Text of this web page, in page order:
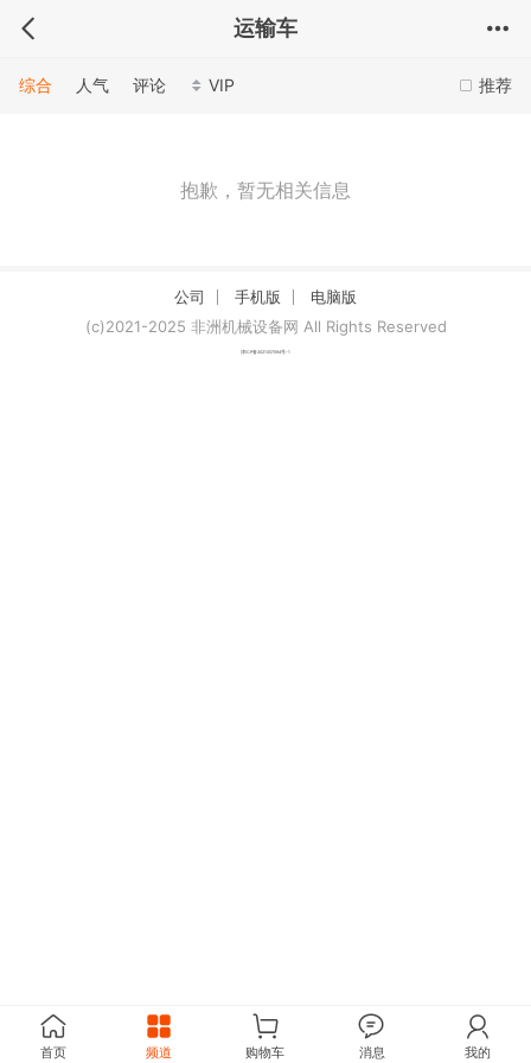
运输车
推荐
综合 人气 评论 VIP
抱歉，暂无相关信息
公司 手机版
电脑版
(c)2021-2025 非洲机械设备网 All Rights Reserved
津ICP备2021007094号-1
首页 频道 购物车 消息 我的